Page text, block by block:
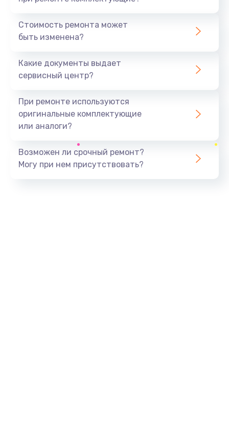
1440 руб.
Ремонт южного моста
Замена батарейки BIOS
Заказать
Стоимость ремонта может
быть изменена?
Какие документы выдает
сервисный центр?
При ремонте используются
оригинальные комплектующие
или аналоги?
Возможен ли срочный ремонт?
Могу при нем присутствовать?